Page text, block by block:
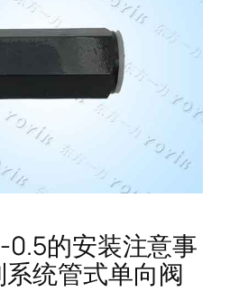
0.5的安装注意事
统管式单向阀